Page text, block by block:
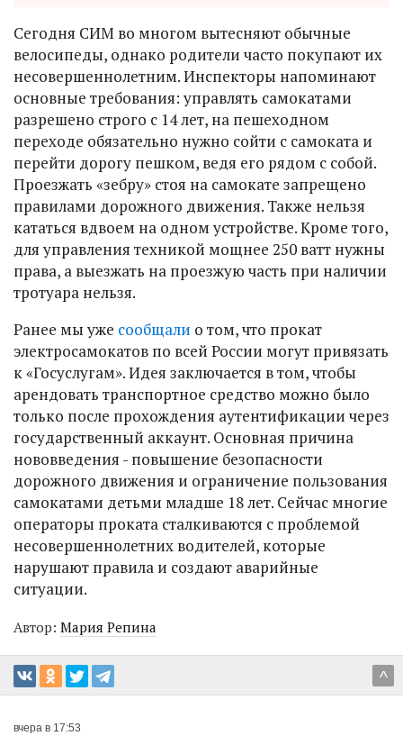
Сегодня СИМ во многом вытесняют обычные
велосипеды, однако родители часто покупают их
несовершеннолетним. Инспекторы напоминают
основные требования: управлять самокатами
разрешено строго с 14 лет, на пешеходном
переходе обязательно нужно сойти с самоката и
перейти дорогу пешком, ведя его рядом с собой.
Проезжать «зебру» стоя на самокате запрещено
правилами дорожного движения. Также нельзя
кататься вдвоем на одном устройстве. Кроме того,
для управления техникой мощнее 250 ватт нужны
права, а выезжать на проезжую часть при наличии
тротуара нельзя.
Ранее мы уже сообщали о том, что прокат
электросамокатов по всей России могут привязать
к «Госуслугам». Идея заключается в том, чтобы
арендовать транспортное средство можно было
только после прохождения аутентификации через
государственный аккаунт. Основная причина
нововведения - повышение безопасности
дорожного движения и ограничение пользования
самокатами детьми младше 18 лет. Сейчас многие
операторы проката сталкиваются с проблемой
несовершеннолетних водителей, которые
нарушают правила и создают аварийные
ситуации.
Автор: Мария Репина
^
вчера в 17:53